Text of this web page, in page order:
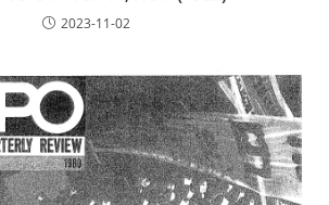
2023-11-02